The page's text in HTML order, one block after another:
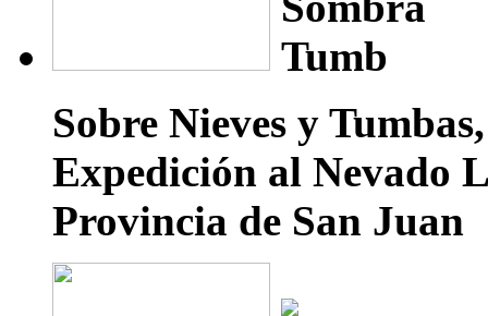
Sobre Nieves y
Expedición al Nevado
Provincia de San Juan